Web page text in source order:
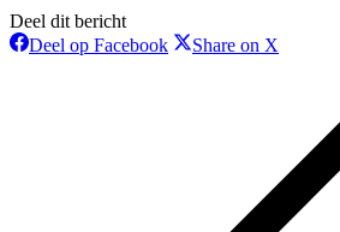
Deel dit bericht
Deel op FacebookDeelShare on X